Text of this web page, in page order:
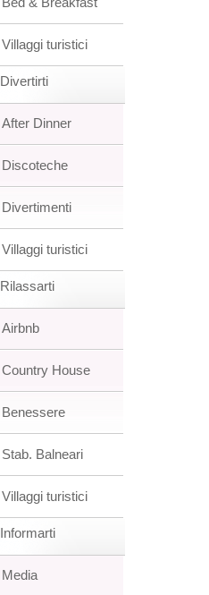
Villaggi turistici
Divertirti
After Dinner
Discoteche
Divertimenti
Villaggi turistici
Rilassarti
Airbnb
Country House
Benessere
Stab. Balneari
Villaggi turistici
Informarti
Media